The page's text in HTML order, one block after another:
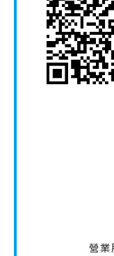
營業